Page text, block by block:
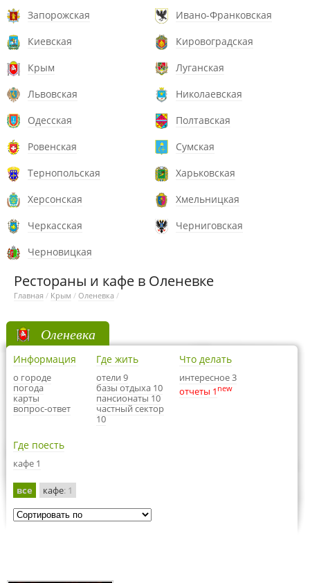
Запорожская
Ивано-Франковская
Киевская
Кировоградская
Крым
Луганская
Львовская
Николаевская
Одесская
Полтавская
Ровенская
Сумская
Тернопольская
Харьковская
Херсонская
Хмельницкая
Черкасская
Черниговская
Черновицкая
Рестораны и кафе в Оленевке
Главная / Крым / Оленевка /
Оленевка
Информация
о городе
погода
карты
вопрос-ответ
Где жить
отели 9
базы отдыха 10
пансионаты 10
частный сектор
10
Что делать
интересное 3
отчеты 1 new
Где поесть
кафе 1
все кафе: 1